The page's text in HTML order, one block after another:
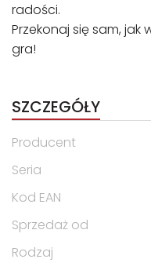
radości.
Przekonaj się sam,
gra!
SZCZEGÓŁY
Producent
Seria
Kod EAN
Sprzedaż od
Rodzaj